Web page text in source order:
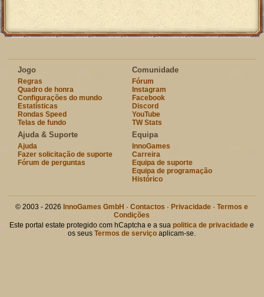
Jogo
Regras
Quadro de honra
Configurações do mundo
Estatísticas
Rondas Speed
Telas de fundo
Comunidade
Fórum
Instagram
Facebook
Discord
YouTube
TW Stats
Ajuda & Suporte
Ajuda
Fazer solicitação de suporte
Fórum de perguntas
Equipa
InnoGames
Carreira
Equipa de suporte
Equipa de programação
Histórico
© 2003 - 2026 InnoGames GmbH ·Contactos · Privacidade ·Termos e
Condições
Este portal estate protegido com hCaptcha e a suapolitica de privacidade e
os seusTermos de serviço aplicam-se.